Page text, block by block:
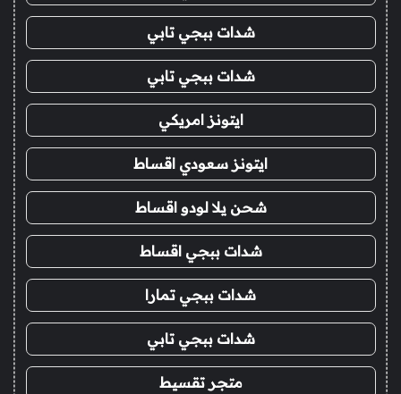
شدات ببجي تابي
شدات ببجي تابي
ايتونز امريكي
ايتونز سعودي اقساط
شحن يلا لودو اقساط
شدات ببجي اقساط
شدات ببجي تمارا
شدات ببجي تابي
متجر تقسيط